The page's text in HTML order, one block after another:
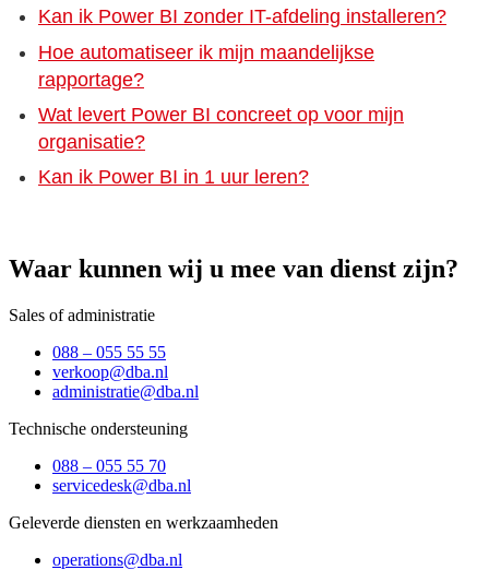
Kan ik Power BI zonder IT-afdeling installeren?
Hoe automatiseer ik mijn maandelijkse
rapportage?
Wat levert Power BI concreet op voor mijn
organisatie?
Kan ik Power BI in 1 uur leren?
Waar kunnen wij u mee van dienst zijn?
Sales of administratie
088 – 055 55 55
verkoop@dba.nl
administratie@dba.nl
Technische ondersteuning
088 – 055 55 70
servicedesk@dba.nl
Geleverde diensten en werkzaamheden
operations@dba.nl